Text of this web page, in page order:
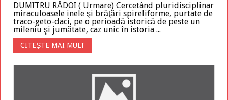
DUMITRU RĂDOI ( Urmare) Cercetând pluridisciplinar
miraculoasele inele şi brăţări spireliforme, purtate de
traco-geto-daci, pe o perioadă istorică de peste un
mileniu şi jumătate, caz unic în istoria ...
CITEȘTE MAI MULT